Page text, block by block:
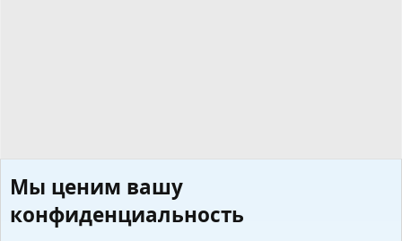
Мы ценим вашу
конфиденциальность